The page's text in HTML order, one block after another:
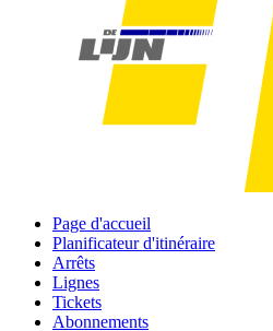
Page d'accueil
Planificateur d'itinéraire
Arrêts
Lignes
Tickets
Abonnements